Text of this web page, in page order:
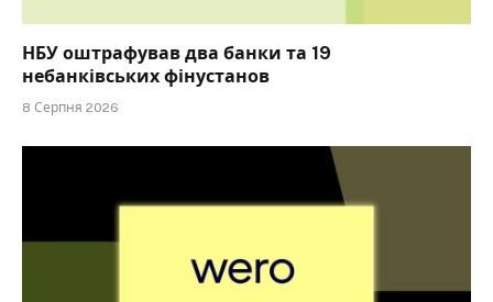
НБУ оштрафував два банки та 19
небанківських фінустанов
8 Серпня 2026